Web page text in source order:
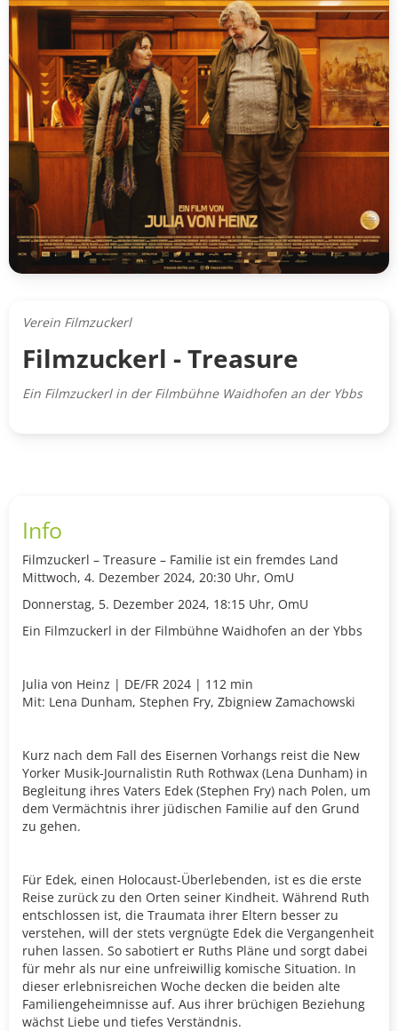
Verein Filmzuckerl
Filmzuckerl - Treasure
Ein Filmzuckerl in der Filmbühne Waidhofen an der Ybbs
Info
Filmzuckerl – Treasure – Familie ist ein fremdes Land
Mittwoch, 4. Dezember 2024, 20:30 Uhr, OmU
Donnerstag, 5. Dezember 2024, 18:15 Uhr, OmU
Ein Filmzuckerl in der Filmbühne Waidhofen an der Ybbs
Julia von Heinz | DE/FR 2024 | 112 min
Mit: Lena Dunham, Stephen Fry, Zbigniew Zamachowski
Kurz nach dem Fall des Eisernen Vorhangs reist die New
Yorker Musik-Journalistin Ruth Rothwax (Lena Dunham) in
Begleitung ihres Vaters Edek (Stephen Fry) nach Polen, um
dem Vermächtnis ihrer jüdischen Familie auf den Grund
zu gehen.
Für Edek, einen Holocaust-Überlebenden, ist es die erste
Reise zurück zu den Orten seiner Kindheit. Während Ruth
entschlossen ist, die Traumata ihrer Eltern besser zu
verstehen, will der stets vergnügte Edek die Vergangenheit
ruhen lassen. So sabotiert er Ruths Pläne und sorgt dabei
für mehr als nur eine unfreiwillig komische Situation. In
dieser erlebnisreichen Woche decken die beiden alte
Familiengeheimnisse auf. Aus ihrer brüchigen Beziehung
wächst Liebe und tiefes Verständnis.